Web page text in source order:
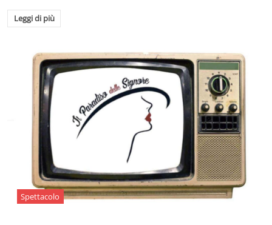
Leggi di più
Spettacolo